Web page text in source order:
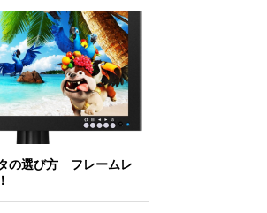
の選び方 フレームレ